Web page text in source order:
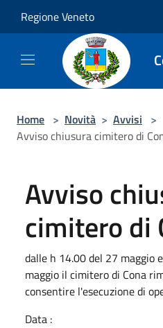
Regione Veneto
Home > Novità > Avvisi >
Avviso chiusura cimitero di
Avviso
cimitero di
dalle h 14.00 del 27 maggio
maggio il cimitero di Cona
consentire l'esecuzione di
Data :